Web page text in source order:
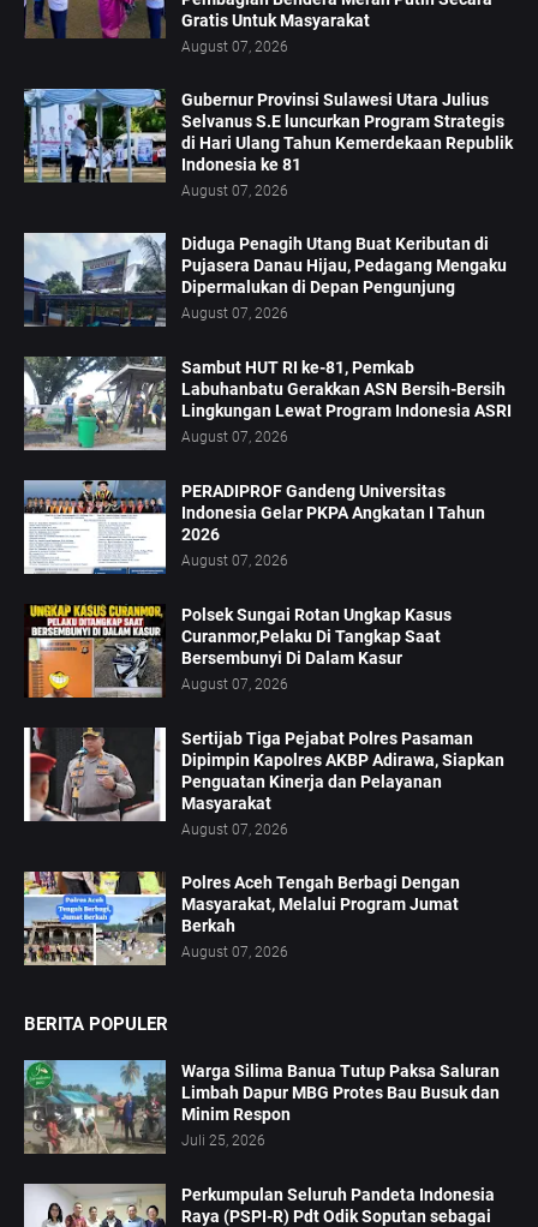
Gratis Untuk Masyarakat
August 07, 2026
Gubernur Provinsi Sulawesi Utara Julius
Selvanus S.E luncurkan Program Strategis
di Hari Ulang Tahun Kemerdekaan Republik
Indonesia ke 81
August 07, 2026
Diduga Penagih Utang Buat Keributan di
Pujasera Danau Hijau, Pedagang Mengaku
Dipermalukan di Depan Pengunjung
August 07, 2026
Sambut HUT RI ke-81, Pemkab
Labuhanbatu Gerakkan ASN Bersih-Bersih
Lingkungan Lewat Program Indonesia ASRI
August 07, 2026
PERADIPROF Gandeng Universitas
Indonesia Gelar PKPA Angkatan I Tahun
2026
August 07, 2026
Polsek Sungai Rotan Ungkap Kasus
Curanmor,Pelaku Di Tangkap Saat
Bersembunyi Di Dalam Kasur
August 07, 2026
Sertijab Tiga Pejabat Polres Pasaman
Dipimpin Kapolres AKBP Adirawa, Siapkan
Penguatan Kinerja dan Pelayanan
Masyarakat
August 07, 2026
Polres Aceh Tengah Berbagi Dengan
Masyarakat, Melalui Program Jumat
Berkah
August 07, 2026
BERITA POPULER
Warga Silima Banua Tutup Paksa Saluran
Limbah Dapur MBG Protes Bau Busuk dan
Minim Respon
Juli 25, 2026
Perkumpulan Seluruh Pandeta Indonesia
Raya (PSPI-R) Pdt Odik Soputan sebagai